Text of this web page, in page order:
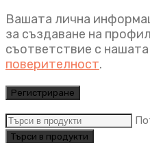
Вашата лична
за създаване на
съответствие с нашата
поверителност.
Регистриране